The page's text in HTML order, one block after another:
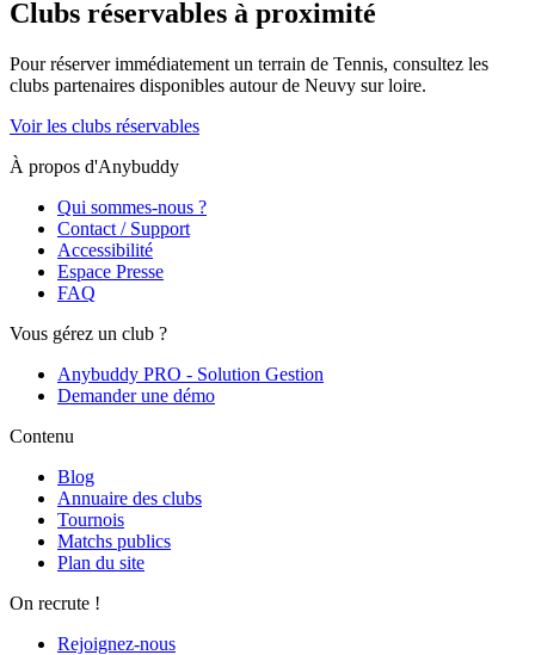
Clubs réservables à proximité
Pour réserver immédiatement un terrain de Tennis, consultez les
clubs partenaires disponibles autour de Neuvy sur loire.
Voir les clubs réservables
À propos d'Anybuddy
Qui sommes-nous ?
Contact / Support
Accessibilité
Espace Presse
FAQ
Vous gérez un club ?
Anybuddy PRO - Solution Gestion
Demander une démo
Contenu
Blog
Annuaire des clubs
Tournois
Matchs publics
Plan du site
On recrute !
Rejoignez-nous